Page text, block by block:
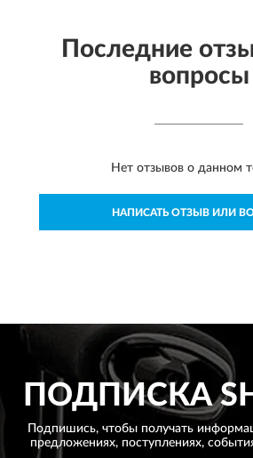
Последние
вопросы
Нет отзывов о данном
НАПИСАТЬ ОТЗЫВ ИЛИ
ПОДПИСКА
Подпишись, чтобы получать
предложениях, поступлениях,